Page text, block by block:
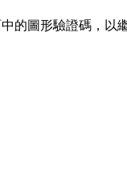
的圖形驗證碼，以